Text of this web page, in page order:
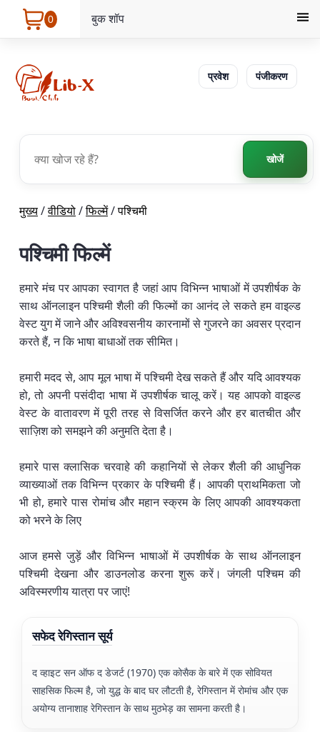
0 बुक शॉप
प्रवेश पंजीकरण
खोजें
मुख्य/वीडियो/फिल्में/पश्चिमी
पश्चिमी फिल्में
हमारे मंच पर आपका स्वागत है जहां आप विभिन्न भाषाओं में उपशीर्षक के
साथ ऑनलाइन पश्चिमी शैली की फिल्मों का आनंद ले सकते हम वाइल्ड
वेस्ट युग में जाने और अविश्वसनीय कारनामों से गुजरने का अवसर प्रदान
करते हैं, न कि भाषा बाधाओं तक सीमित।
हमारी मदद से, आप मूल भाषा में पश्चिमी देख सकते हैं और यदि आवश्यक
हो, तो अपनी पसंदीदा भाषा में उपशीर्षक चालू करें। यह आपको वाइल्ड
वेस्ट के वातावरण में पूरी तरह से विसर्जित करने और हर बातचीत और
साज़िश को समझने की अनुमति देता है।
हमारे पास क्लासिक चरवाहे की कहानियों से लेकर शैली की आधुनिक
व्याख्याओं तक विभिन्न प्रकार के पश्चिमी हैं। आपकी प्राथमिकता जो
भी हो, हमारे पास रोमांच और महान स्क्रम के लिए आपकी आवश्यकता
को भरने के लिए
आज हमसे जुड़ें और विभिन्न भाषाओं में उपशीर्षक के साथ ऑनलाइन
पश्चिमी देखना और डाउनलोड करना शुरू करें। जंगली पश्चिम की
अविस्मरणीय यात्रा पर जाएं!
सफेद रेगिस्तान सूर्य
द व्हाइट सन ऑफ द डेजर्ट (1970) एक कोसैक के बारे में एक सोवियत
साहसिक फिल्म है, जो युद्ध के बाद घर लौटती है, रेगिस्तान में रोमांच और एक
अयोग्य तानाशाह रेगिस्तान के साथ मुठभेड़ का सामना करती है।